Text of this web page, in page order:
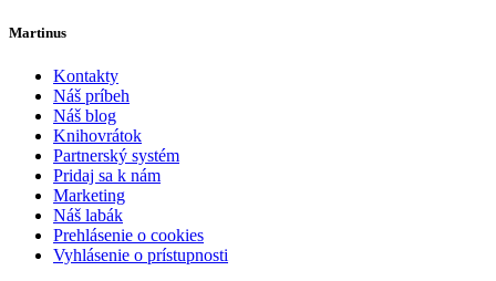
Martinus
Kontakty
Náš príbeh
Náš blog
Knihovrátok
Partnerský systém
Pridaj sa k nám
Marketing
Náš labák
Prehlásenie o cookies
Vyhlásenie o prístupnosti